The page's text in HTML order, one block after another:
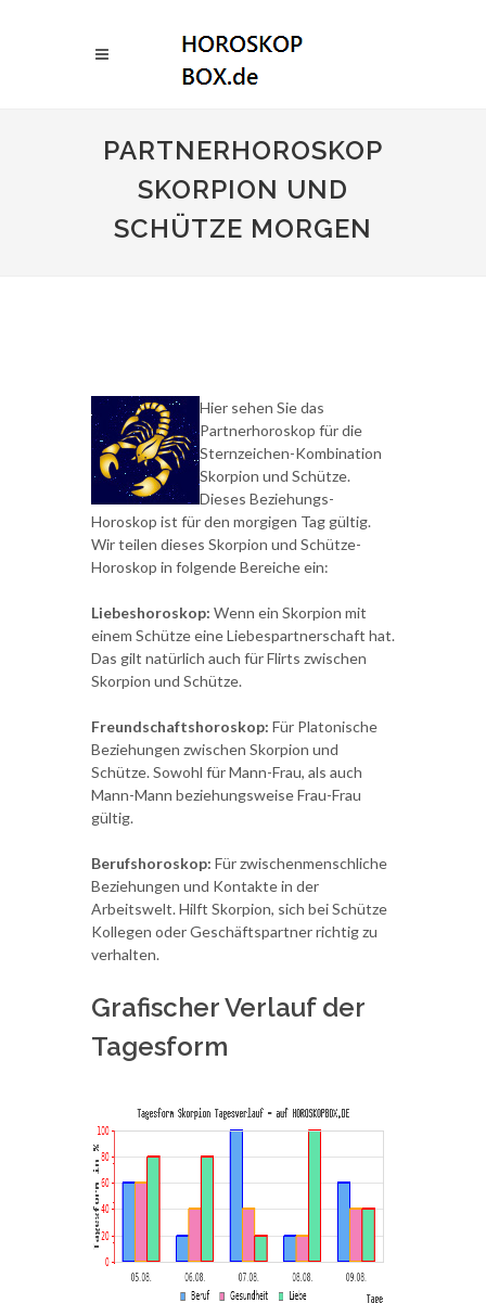
PARTNERHOROSKOP
SKORPION UND
SCHÜTZE MORGEN
Hier sehen Sie das
Partnerhoroskop für die
Sternzeichen-Kombination
Skorpion und Schütze.
Dieses Beziehungs-
Horoskop ist für den morgigen Tag gültig.
Wir teilen dieses Skorpion und Schütze-
Horoskop in folgende Bereiche ein:
Liebeshoroskop: Wenn ein Skorpion mit
einem Schütze eine Liebespartnerschaft hat.
Das gilt natürlich auch für Flirts zwischen
Skorpion und Schütze.
Freundschaftshoroskop: Für Platonische
Beziehungen zwischen Skorpion und
Schütze. Sowohl für Mann-Frau, als auch
Mann-Mann beziehungsweise Frau-Frau
gültig.
Berufshoroskop: Für zwischenmenschliche
Beziehungen und Kontakte in der
Arbeitswelt. Hilft Skorpion, sich bei Schütze
Kollegen oder Geschäftspartner richtig zu
verhalten.
Grafischer Verlauf der
Tagesform